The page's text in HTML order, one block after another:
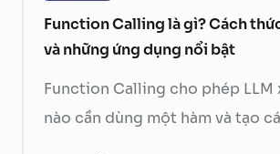
Function Calling là gì? Cách
và những ứng dụng nổi bật
Function Calling cho phép LLM
nào cần dùng một hàm và tạo